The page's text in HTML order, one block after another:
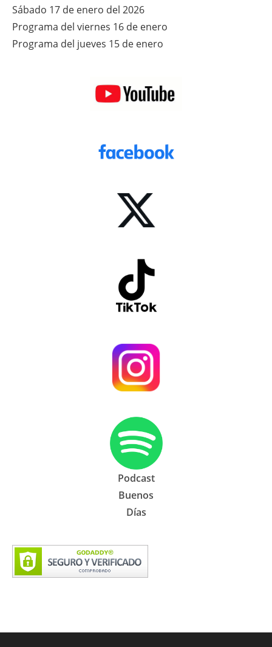
Sábado 17 de enero del 2026
Programa del viernes 16 de enero
Programa del jueves 15 de enero
Podcast
Buenos
Días